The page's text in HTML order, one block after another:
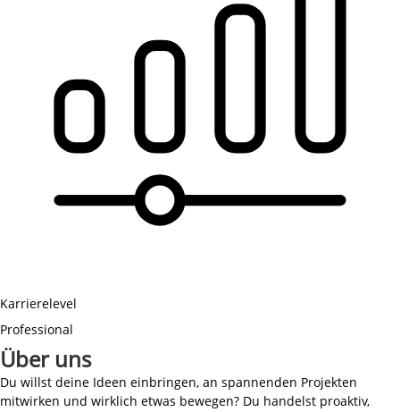
Karrierelevel
Professional
Über uns
Du willst deine Ideen einbringen, an spannenden Projekten
mitwirken und wirklich etwas bewegen? Du handelst proaktiv,